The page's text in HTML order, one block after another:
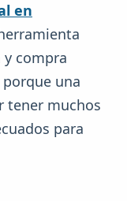
en
compra
una
tener muchos
para